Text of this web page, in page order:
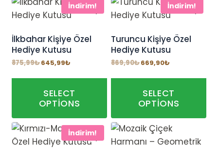
İndirim!
İlkbahar Kişiye Özel
Hediye Kutusu
875,99₺Orijinal
875,99₺.
645,99₺
fiyat:
SELECT
OPTIONS
İndirim!
Turuncu Kişiye Özel
Hediye Kutusu
869,90₺Orijinal
869,90₺.
669,90₺
fiyat:
SELECT
OPTIONS
İndirim!